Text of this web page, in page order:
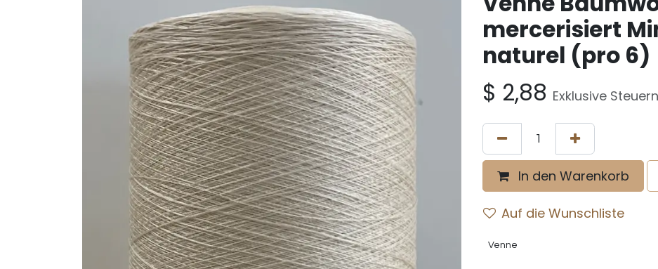
mercerisiert
naturel (pro 6)
$ 2,88 Exklusive Steuern
In den Warenkorb
Auf die Wunschliste
Venne